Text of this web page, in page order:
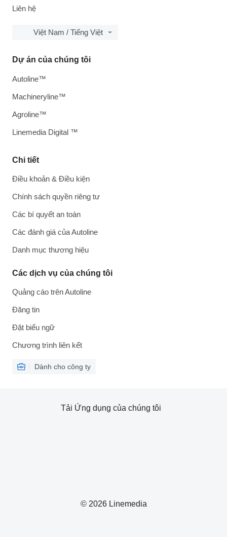
Liên hệ
Việt Nam / Tiếng Việt
Chi tiết
Điều khoản & Điều kiện
Chính sách quyền riêng tư
Các bí quyết an toàn
Các đánh giá của Autoline
Danh mục thương hiệu
Các dịch vụ của chúng tôi
Quảng cáo trên Autoline
Đăng tin
Đặt biểu ngữ
Chương trình liên kết
Dành cho công ty
Dự án của chúng tôi
Autoline™
Machineryline™
Agroline™
Linemedia Digital ™
© 2026 Linemedia
Tải Ứng dụng của chúng tôi